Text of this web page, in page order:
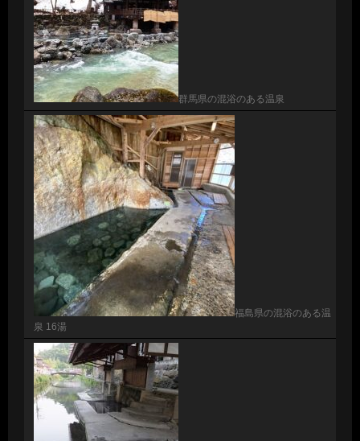
群馬県の混浴のある温泉
福島県の混浴のある温
泉 16湯